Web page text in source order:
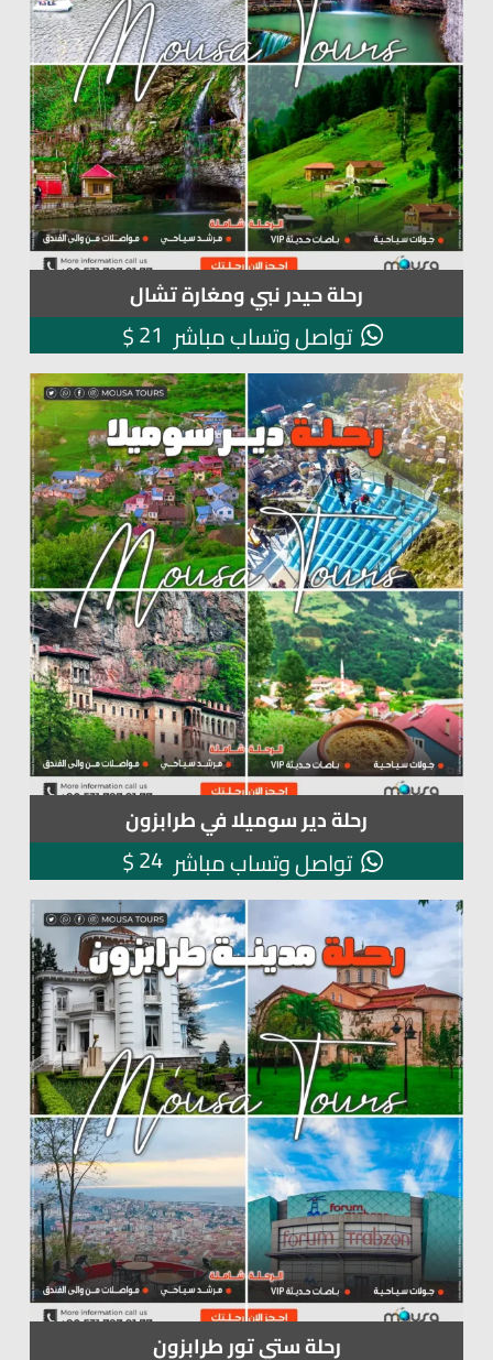
رحلة حيدر نبي ومغارة تشال
تواصل وتساب مباشر $21
رحلة دير سوميلا في طرابزون
تواصل وتساب مباشر $24
رحلة ستي تور طرابزون